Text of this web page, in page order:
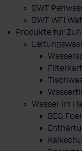
BWT
BWT WFI
Produkte für
Wasser im
BEG